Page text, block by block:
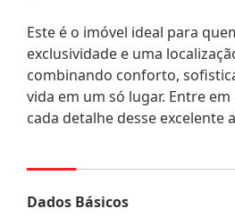
Este é o imóvel ideal para
exclusividade e uma
combinando conforto,
vida em um só lugar. Entre
cada detalhe desse excelente
Dados Básicos